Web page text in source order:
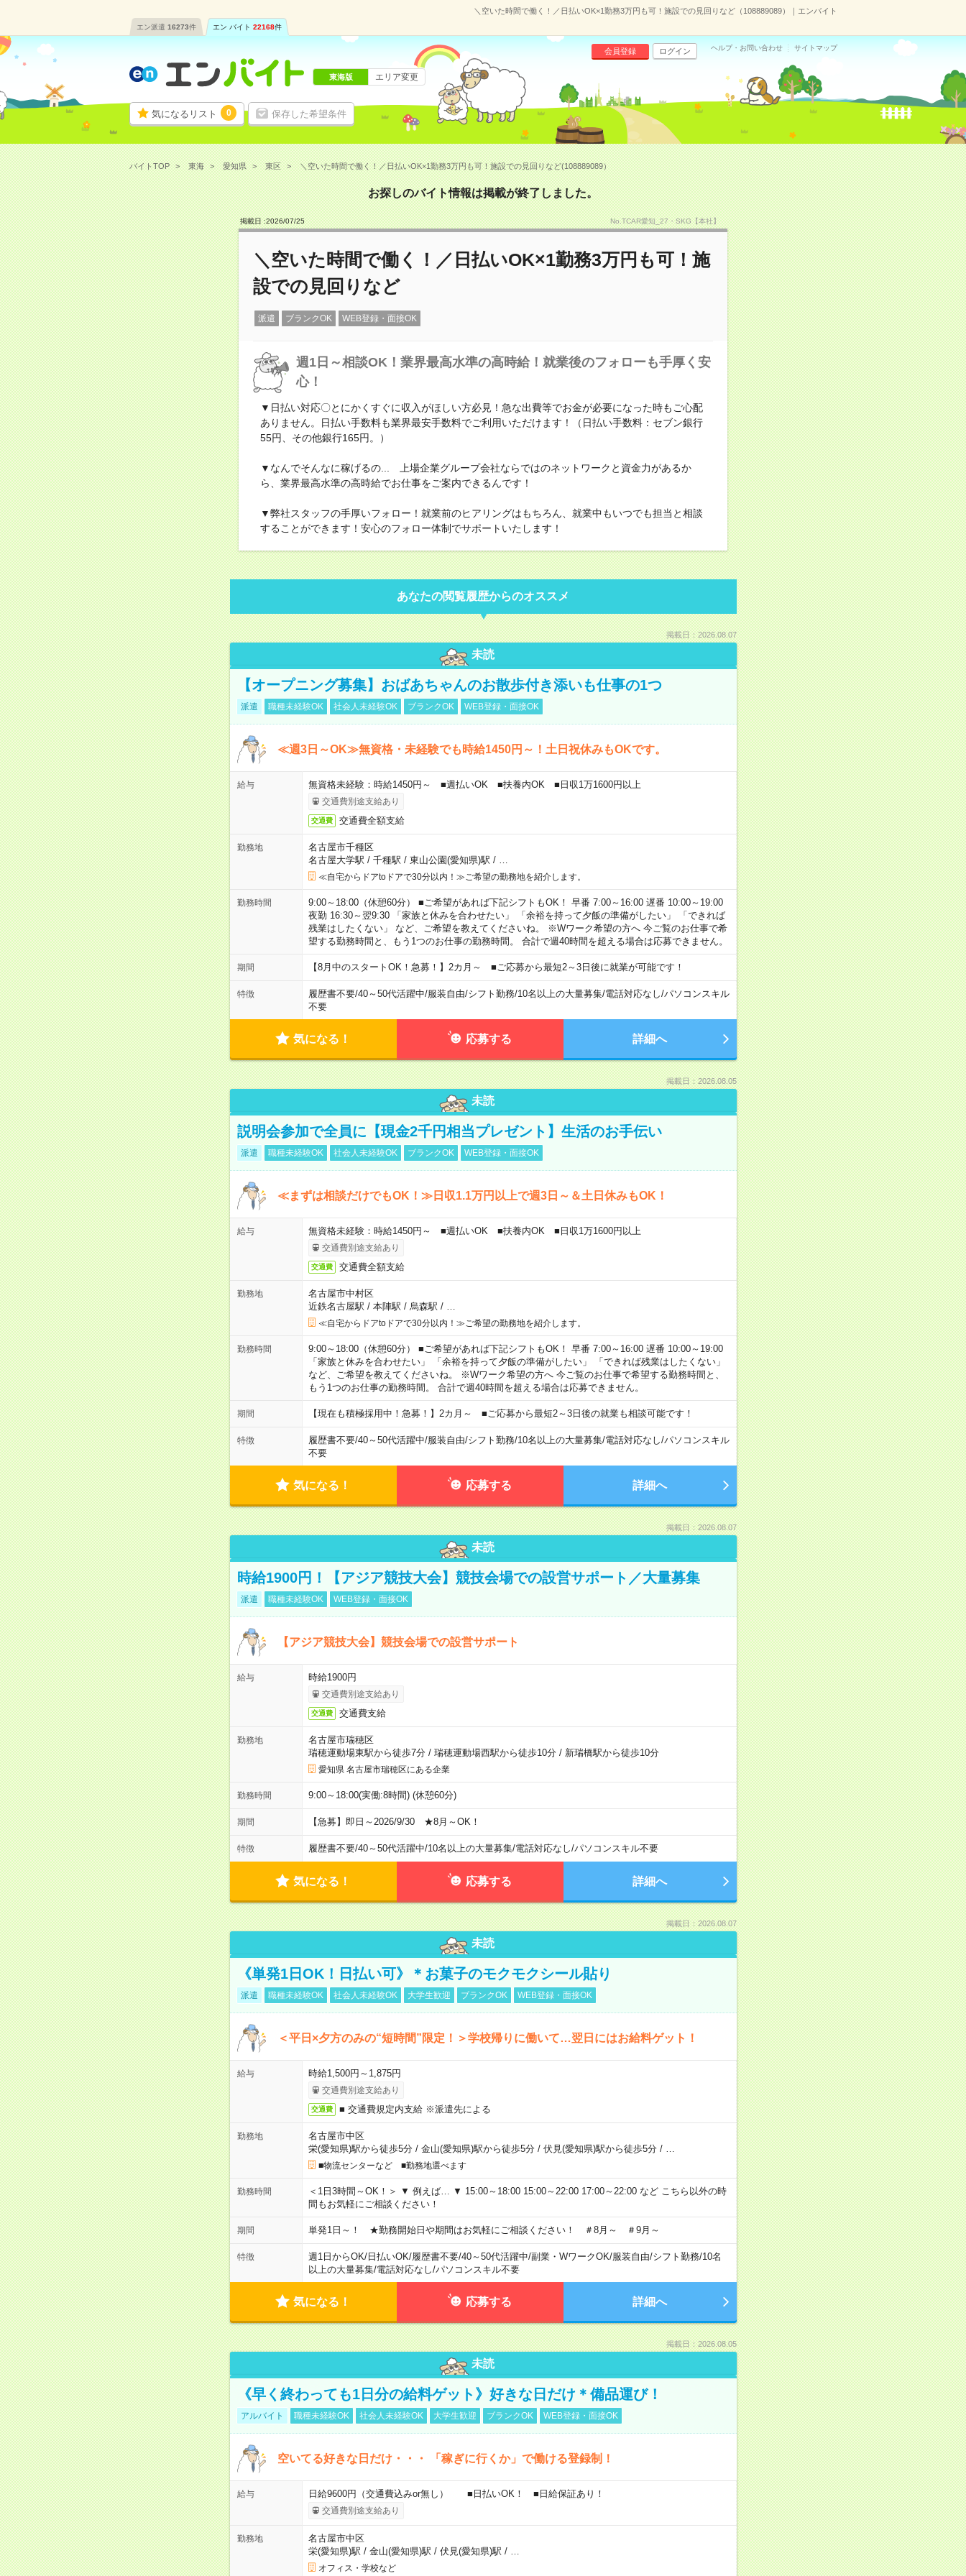
＼空いた時間で働く！／日払いOK×1勤務3万円も可！施設での見回りなど（108889089）｜エンバイト
エン派遣 16273件 エン バイト 22168件
気になるリスト 0 保存した希望条件
会員登録 ログイン ヘルプ・お問い合わせ サイトマップ
東海版 エリア変更
バイトTOP 東海 愛知県 東区 ＼空いた時間で働く！／日払いOK×1勤務3万円も可！施設での見回りなど(108889089）
お探しのバイト情報は掲載が終了しました。
掲載日 :2026/07/25 No.TCAR愛知_27・SKG【本社】
＼空いた時間で働く！／日払いOK×1勤務3万円も可！施
設での見回りなど
派遣 ブランクOK WEB登録・面接OK
週1日～相談OK！業界最高水準の高時給！就業後のフォローも手厚く安
心！
▼日払い対応〇とにかくすぐに収入がほしい方必見！急な出費等でお金が必要になった時もご心配
ありません。日払い手数料も業界最安手数料でご利用いただけます！（日払い手数料：セブン銀行
55円、その他銀行165円。）
▼なんでそんなに稼げるの... 上場企業グループ会社ならではのネットワークと資金力があるか
ら、業界最高水準の高時給でお仕事をご案内できるんです！
▼弊社スタッフの手厚いフォロー！就業前のヒアリングはもちろん、就業中もいつでも担当と相談
することができます！安心のフォロー体制でサポートいたします！
あなたの閲覧履歴からのオススメ
掲載日：2026.08.07
未読
【オープニング募集】おばあちゃんのお散歩付き添いも仕事の1つ
派遣 職種未経験OK 社会人未経験OK ブランクOK WEB登録・面接OK
≪週3日～OK≫無資格・未経験でも時給1450円～！土日祝休みもOKです。
給与 無資格未経験：時給1450円～ ■週払いOK ■扶養内OK ■日収1万1600円以上
交通費別途支給あり
交通費 交通費全額支給
勤務地
名古屋市千種区
名古屋大学駅 / 千種駅 / 東山公園(愛知県)駅 /
≪自宅からドアtoドアで30分以内！≫ご希望の勤務地を紹介します。
勤務時間
9:00～18:00（休憩60分） ■ご希望があれば下記シフトもOK！ 早番 7:00～16:00 遅番 10:00～19:00
夜勤 16:30～翌9:30 「家族と休みを合わせたい」 「余裕を持って夕飯の準備がしたい」 「できれば
残業はしたくない」 など、ご希望を教えてくださいね。 ※Wワーク希望の方へ 今ご覧のお仕事で希
望する勤務時間と、もう1つのお仕事の勤務時間。 合計で週40時間を超える場合は応募できません。
期間 【8月中のスタートOK！急募！】2カ月～ ■ご応募から最短2～3日後に就業が可能です！
特徴 履歴書不要/40～50代活躍中/服装自由/シフト勤務/10名以上の大量募集/電話対応なし/パソコンスキル
不要
気になる！ 応募する 詳細へ
掲載日：2026.08.05
未読
説明会参加で全員に【現金2千円相当プレゼント】生活のお手伝い
派遣 職種未経験OK 社会人未経験OK ブランクOK WEB登録・面接OK
≪まずは相談だけでもOK！≫日収1.1万円以上で週3日～＆土日休みもOK！
給与 無資格未経験：時給1450円～ ■週払いOK ■扶養内OK ■日収1万1600円以上
交通費別途支給あり
交通費 交通費全額支給
勤務地
名古屋市中村区
近鉄名古屋駅 / 本陣駅 / 烏森駅 /
≪自宅からドアtoドアで30分以内！≫ご希望の勤務地を紹介します。
勤務時間
9:00～18:00（休憩60分） ■ご希望があれば下記シフトもOK！ 早番 7:00～16:00 遅番 10:00～19:00
「家族と休みを合わせたい」 「余裕を持って夕飯の準備がしたい」 「できれば残業はしたくない」
など、ご希望を教えてくださいね。 ※Wワーク希望の方へ 今ご覧のお仕事で希望する勤務時間と、
もう1つのお仕事の勤務時間。 合計で週40時間を超える場合は応募できません。
期間 【現在も積極採用中！急募！】2カ月～ ■ご応募から最短2～3日後の就業も相談可能です！
特徴 履歴書不要/40～50代活躍中/服装自由/シフト勤務/10名以上の大量募集/電話対応なし/パソコンスキル
不要
気になる！ 応募する 詳細へ
掲載日：2026.08.07
未読
時給1900円！【アジア競技大会】競技会場での設営サポート／大量募集
派遣 職種未経験OK WEB登録・面接OK
【アジア競技大会】競技会場での設営サポート
給与 時給1900円
交通費別途支給あり
交通費 交通費支給
勤務地
名古屋市瑞穂区
瑞穂運動場東駅から徒歩7分/ 瑞穂運動場西駅から徒歩10分/ 新瑞橋駅から徒歩10分
愛知県 名古屋市瑞穂区にある企業
勤務時間 9:00～18:00(実働:8時間) (休憩60分)
期間 【急募】即日～2026/9/30 ★8月～OK！
特徴 履歴書不要/40～50代活躍中/10名以上の大量募集/電話対応なし/パソコンスキル不要
気になる！ 応募する 詳細へ
掲載日：2026.08.07
未読
《単発1日OK！日払い可》＊お菓子のモクモクシール貼り
派遣 職種未経験OK 社会人未経験OK 大学生歓迎 ブランクOK WEB登録・面接OK
＜平日×夕方のみの“短時間”限定！＞学校帰りに働いて…翌日にはお給料ゲット！
給与 時給1,500円～1,875円
交通費別途支給あり
交通費 ■ 交通費規定内支給 ※派遣先による
勤務地
名古屋市中区
栄(愛知県)駅から徒歩5分/ 金山(愛知県)駅から徒歩5分/ 伏見(愛知県)駅から徒歩5分/
■物流センターなど ■勤務地選べます
勤務時間
＜1日3時間～OK！＞ ▼ 例えば… ▼ 15:00～18:00 15:00～22:00 17:00～22:00 など こちら以外の時
間もお気軽にご相談ください！
期間 単発1日～！ ★勤務開始日や期間はお気軽にご相談ください！ ＃8月～ ＃9月～
特徴 週1日からOK/日払いOK/履歴書不要/40～50代活躍中/副業・WワークOK/服装自由/シフト勤務/10名
以上の大量募集/電話対応なし/パソコンスキル不要
気になる！ 応募する 詳細へ
掲載日：2026.08.05
未読
《早く終わっても1日分の給料ゲット》好きな日だけ＊備品運び！
アルバイト 職種未経験OK 社会人未経験OK 大学生歓迎 ブランクOK WEB登録・面接OK
空いてる好きな日だけ・・・ 「稼ぎに行くか」で働ける登録制！
給与 日給9600円（交通費込みor無し） ■日払いOK！ ■日給保証あり！
交通費別途支給あり
勤務地
名古屋市中区
栄(愛知県)駅 / 金山(愛知県)駅 / 伏見(愛知県)駅 /
オフィス・学校など